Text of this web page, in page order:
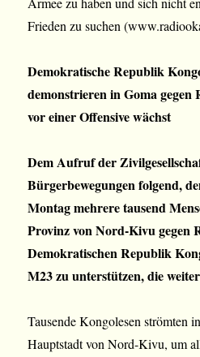
Frieden zu suchen
Demokratische Republik
demonstrieren in Goma gegen
vor einer Offensive wächst
Dem Aufruf der
Bürgerbewegungen folgend,
Montag mehrere tausend
Provinz von Nord-Kivu gegen
Demokratischen Republik
M23 zu unterstützen, die
Tausende Kongolesen strömten
Hauptstadt von Nord-Kivu, um